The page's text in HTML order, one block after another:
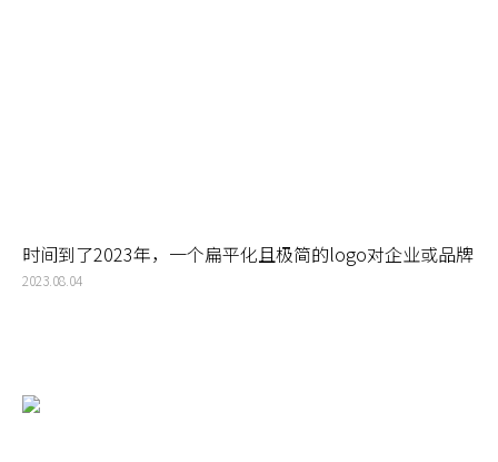
时间到了2023年，一个扁平化且极简的logo对企业或品牌
依然是必要和最好的选择
2023.08.04